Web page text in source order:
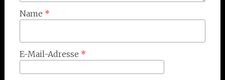
Name *
E-Mail-Adresse *